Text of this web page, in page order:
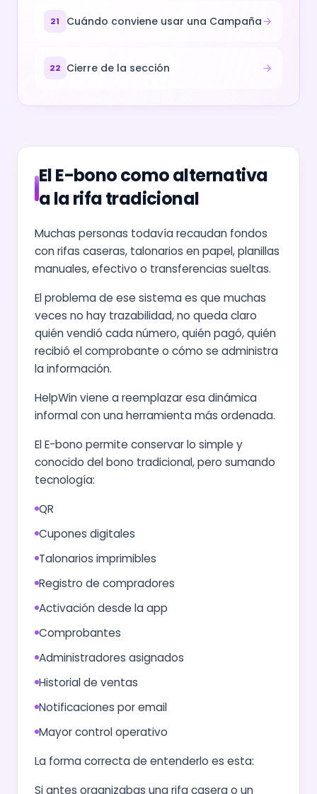
21 Cuándo conviene usar una Campaña
22 Cierre de la sección
El E-bono como alternativa
a la rifa tradicional
Muchas personas todavía recaudan fondos
con rifas caseras, talonarios en papel, planillas
manuales, efectivo o transferencias sueltas.
El problema de ese sistema es que muchas
veces no hay trazabilidad, no queda claro
quién vendió cada número, quién pagó, quién
recibió el comprobante o cómo se administra
la información.
HelpWin viene a reemplazar esa dinámica
informal con una herramienta más ordenada.
El E-bono permite conservar lo simple y
conocido del bono tradicional, pero sumando
tecnología:
QR
Cupones digitales
Talonarios imprimibles
Registro de compradores
Activación desde la app
Comprobantes
Administradores asignados
Historial de ventas
Notificaciones por email
Mayor control operativo
La forma correcta de entenderlo es esta:
Si antes organizabas una rifa casera o un